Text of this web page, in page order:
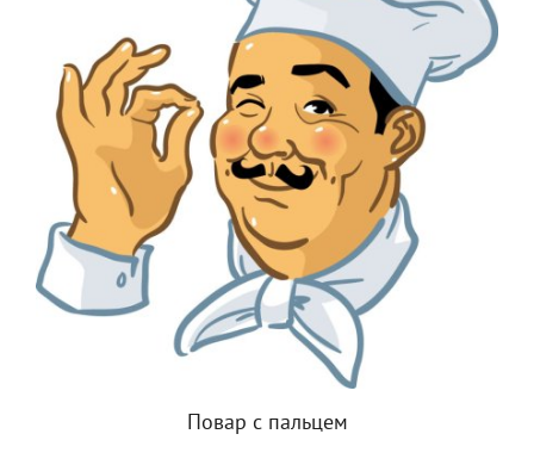
Повар с пальцем